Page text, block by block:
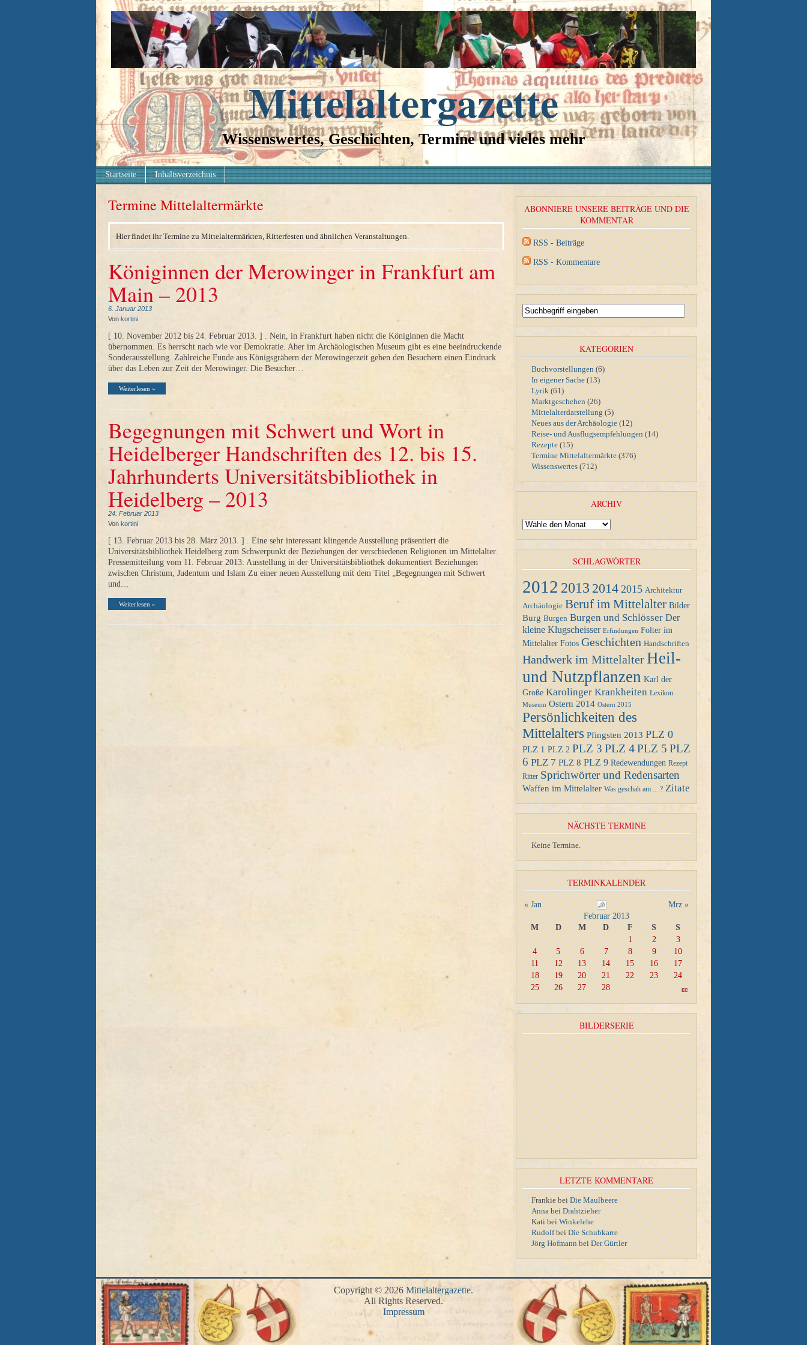
Mittelaltergazette
Wissenswertes, Geschichten, Termine und vieles mehr
Startseite Inhaltsverzeichnis
Termine Mittelaltermärkte
Hier findet ihr Termine zu Mittelaltermärkten, Ritterfesten und ähnlichen Veranstaltungen.
Königinnen der Merowinger in Frankfurt am
Main – 2013
6. Januar 2013
Von kortini
[ 10. November 2012 bis 24. Februar 2013. ] . Nein, in Frankfurt haben nicht die Königinnen die Macht
übernommen. Es herrscht nach wie vor Demokratie. Aber im Archäologischen Museum gibt es eine beeindruckende
Sonderausstellung. Zahlreiche Funde aus Königsgräbern der Merowingerzeit geben den Besuchern einen Eindruck
über das Leben zur Zeit der Merowinger. Die Besucher…
Weiterlesen »
Begegnungen mit Schwert und Wort in
Heidelberger Handschriften des 12. bis 15.
Jahrhunderts Universitätsbibliothek in
Heidelberg – 2013
24. Februar 2013
Von kortini
[ 13. Februar 2013 bis 28. März 2013. ] . Eine sehr interessant klingende Ausstellung präsentiert die
Universitätsbibliothek Heidelberg zum Schwerpunkt der Beziehungen der verschiedenen Religionen im Mittelalter.
Pressemitteilung vom 11. Februar 2013: Ausstellung in der Universitätsbibliothek dokumentiert Beziehungen
zwischen Christum, Judentum und Islam Zu einer neuen Ausstellung mit dem Titel „Begegnungen mit Schwert
und…
Weiterlesen »
ABONNIERE UNSERE BEITRÄGE UND DIE
KOMMENTAR
RSS - Beiträge
RSS - Kommentare
KATEGORIEN
Buchvorstellungen (6)
In eigener Sache (13)
Lyrik (61)
Marktgeschehen (26)
Mittelalterdarstellung (5)
Neues aus der Archäologie (12)
Reise- und Ausflugsempfehlungen (14)
Rezepte (15)
Termine Mittelaltermärkte (376)
Wissenswertes (712)
ARCHIV
SCHLAGWÖRTER
2012 2013 2014 2015 Architektur
Archäologie Beruf im Mittelalter Bilder
Burg Burgen Burgen und Schlösser Der
kleine Klugscheisser Erfindungen Folter im
Mittelalter Fotos Geschichten Handschriften
Handwerk im MittelalterHeil-
und Nutzpflanzen Karl der
Große Karolinger Krankheiten Lexikon
Museum Ostern 2014 Ostern 2015
Persönlichkeiten des
Mittelalters Pfingsten 2013 PLZ 0
PLZ 1 PLZ 2 PLZ 3 PLZ 4PLZ 5 PLZ
6 PLZ 7 PLZ 8 PLZ 9 Redewendungen Rezept
Ritter Sprichwörter und Redensarten
Waffen im Mittelalter Was geschah am ... ? Zitate
NÄCHSTE TERMINE
Keine Termine.
TERMINKALENDER
« Jan
Mrz »
Februar 2013
M
D M D F S
S
1
2
3
4
5 6 7 8 9
10
11
12 13 14 15 16
17
18
19 20 21 22 23
24
25
26 27 28
BILDERSERIE
LETZTE KOMMENTARE
Frankie bei Die Maulbeere
Anna bei Drahtzieher
Kati bei Winkelehe
Rudolfbei Die Schubkarre
Jörg Hofmann bei Der Gürtler
Copyright © 2026 Mittelaltergazette.
All Rights Reserved.
Impressum